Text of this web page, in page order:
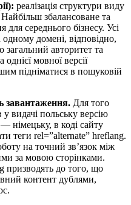
реалізація структури виду
збалансоване та
для середнього бізнесу. Усі
одному домені, відповідно,
авторитет та
мовної версії
підніматися в пошуковій
завантаження. Для того
видачі польську версію
німецьку, в коді сайту
теги rel=”alternate” hreflang.
на точний зв’язок між
за мовою сторінками.
призводять до того, що
контент дублями,